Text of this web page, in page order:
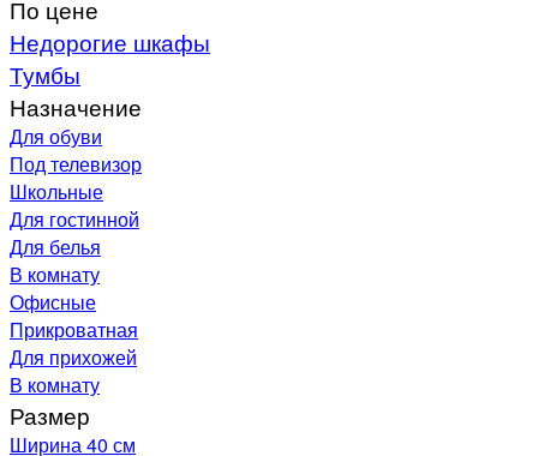
По цене
Недорогие шкафы
Тумбы
Назначение
Для обуви
Под телевизор
Школьные
Для гостинной
Для белья
В комнату
Офисные
Прикроватная
Для прихожей
В комнату
Размер
Ширина 40 см